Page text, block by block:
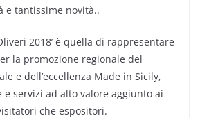
e tantissime novità..
2018’ è quella di rappresentare
la promozione regionale del
e dell’eccellenza Made in Sicily,
servizi ad alto valore aggiunto ai
che espositori.